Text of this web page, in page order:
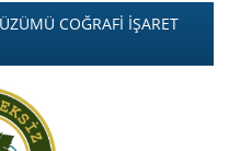
COĞRAFİ İŞARET